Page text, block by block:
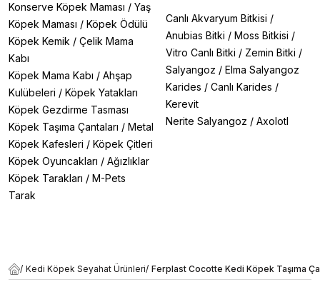
Konserve Köpek Maması / Yaş
Köpek Maması / Köpek Ödülü
Köpek Kemik / Çelik Mama
Kabı
Köpek Mama Kabı / Ahşap
Kulübeleri / Köpek Yatakları
Köpek Gezdirme Tasması
Köpek Taşıma Çantaları / Metal
Köpek Kafesleri / Köpek Çitleri
Köpek Oyuncakları / Ağızlıklar
Köpek Tarakları / M-Pets
Tarak
Canlı Akvaryum Bitkisi /
Anubias Bitki / Moss Bitkisi /
Vitro Canlı Bitki / Zemin Bitki /
Salyangoz / Elma Salyangoz
Karides / Canlı Karides /
Kerevit
Nerite Salyangoz / Axolotl
/ Kedi Köpek Seyahat Ürünleri/ Ferplast Cocotte Kedi Köpek Taşıma